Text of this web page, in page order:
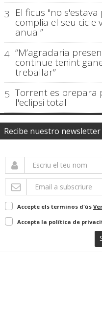
3 El ficus "no
complia el seu cicle
anual”
4 “M’agradaria
continue tenint
treballar”
5 Torrent es prepara
l'eclipsi total
Recibe nuestro newsletter
Accepte els terminos d'ús Ver
Accepte la política de